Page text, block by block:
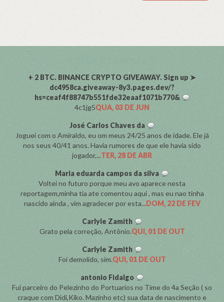
+ 2 BTC. BINANCE CRYPTO GIVEAWAY. Sign up ➤
dc4958ca.giveaway-8y3.pages.dev/?
hs=ceaf4f88747b551fde32eaaf1071b770&
4c1jg5QUA, 03 DE JUN
José Carlos Chaves da
Joguei com o Amiraldo, eu om meus 24/25 anos de idade. Ele já
nos seus 40/41 anos. Havia rumores de que ele havia sido
jogador,...TER, 28 DE ABR
Maria eduarda campos da silva
Voltei no futuro porque meu avo aparece nesta
reportagem,minha tia ate comentou aqui , mas eu nao tinha
nascido ainda , vim agradecer por esta...DOM, 22 DE FEV
Carlyle Zamith
Grato pela correção, Antônio.QUI, 01 DE OUT
Carlyle Zamith
Foi demolido, sim.QUI, 01 DE OUT
antonio Fidalgo
Fui parceiro do Pelezinho do Portuarios no Time do 4a Seção ( so
craque com Didi,Kiko. Mazinho etc) sua data de nascimento e